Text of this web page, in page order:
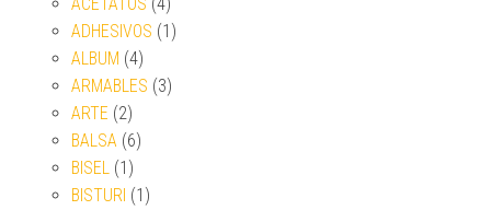
ADHESIVOS (1)
ALBUM (4)
ARMABLES (3)
ARTE (2)
BALSA (6)
BISEL (1)
BISTURI (1)